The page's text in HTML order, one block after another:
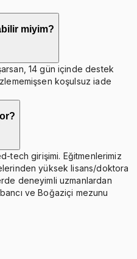
miyim?
14 gün içinde destek
koşulsuz iade
tech girişimi. Eğitmenlerimiz
yüksek lisans/doktora
deneyimli uzmanlardan
ve Boğaziçi mezunu